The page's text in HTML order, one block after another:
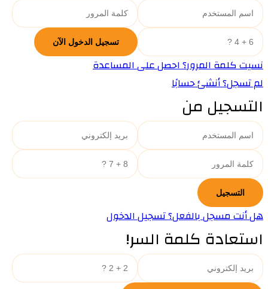
نسيت كلمة المرور؟ احصل على المساعدة
لم تسجل؟ أنشئ حسابًا
التسجيل من
هل أنت مسجل بالفعل؟ تسجيل الدخول
استعادة كلمة السر!